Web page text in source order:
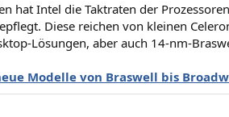
hat Intel die Taktraten der
Diese reichen von kleinen
Lösungen, aber auch 14-nm-
Modelle von Braswell bis